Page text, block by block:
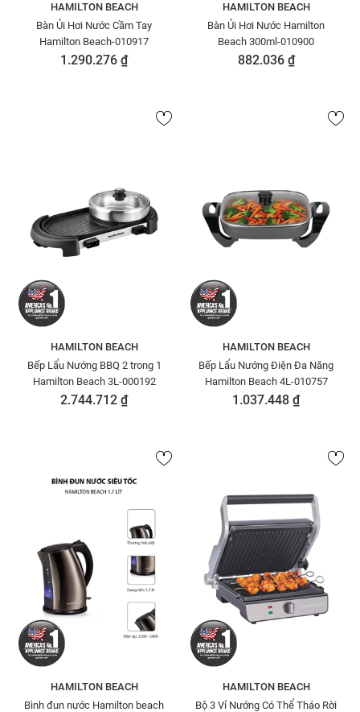
HAMILTON BEACH
Bàn Ủi Hơi Nước Cầm Tay
Hamilton Beach-010917
1.290.276 ₫
HAMILTON BEACH
Bàn Ủi Hơi Nước Hamilton
Beach 300ml-010900
882.036 ₫
HAMILTON BEACH
Bếp Lẩu Nướng BBQ 2 trong 1
Hamilton Beach 3L-000192
2.744.712 ₫
HAMILTON BEACH
Bếp Lẩu Nướng Điện Đa Năng
Hamilton Beach 4L-010757
1.037.448 ₫
HAMILTON BEACH
Bình đun nước Hamilton beach
HAMILTON BEACH
Bộ 3 Vỉ Nướng Có Thể Tháo Rời